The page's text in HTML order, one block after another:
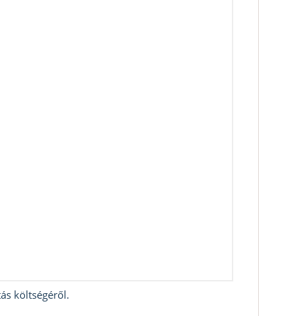
költségéről.